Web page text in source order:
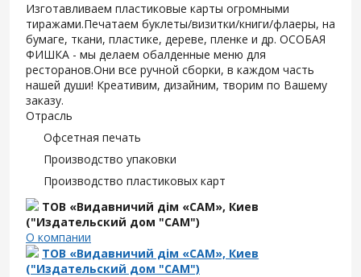
Изготавливаем пластиковые карты огромными
тиражами.Печатаем буклеты/визитки/книги/флаеры, на
бумаге, ткани, пластике, дереве, пленке и др. ОСОБАЯ
ФИШКА - мы делаем обалденные меню для
ресторанов.Они все ручной сборки, в каждом часть
нашей души! Креативим, дизайним, творим по Вашему
заказу.
Отрасль
Офсетная печать
Производство упаковки
Производство пластиковых карт
ТОВ «Видавничий дім «САМ», Киев
("Издательский дом "САМ")
О компании
ТОВ «Видавничий дім «САМ», Киев
("Издательский дом "САМ")